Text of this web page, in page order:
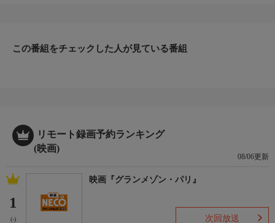
この番組をチェックした人が見ている番組
リモート録画予約ランキング
(映画)
08/06更新
1
(-)
映画『グランメゾン・パリ』
次回放送